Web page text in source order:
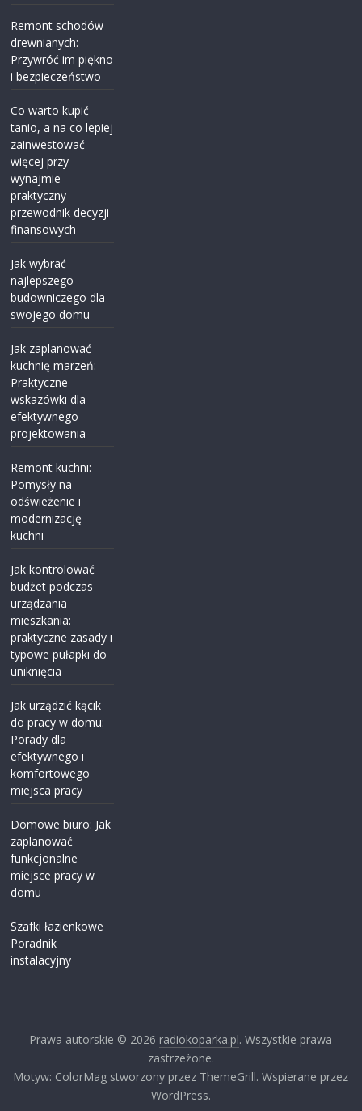
Remont schodów
drewnianych:
Przywróć im piękno
i bezpieczeństwo
Co warto kupić
tanio, a na co lepiej
zainwestować
więcej przy
wynajmie –
praktyczny
przewodnik decyzji
finansowych
Jak wybrać
najlepszego
budowniczego dla
swojego domu
Jak zaplanować
kuchnię marzeń:
Praktyczne
wskazówki dla
efektywnego
projektowania
Remont kuchni:
Pomysły na
odświeżenie i
modernizację
kuchni
Jak kontrolować
budżet podczas
urządzania
mieszkania:
praktyczne zasady i
typowe pułapki do
uniknięcia
Jak urządzić kącik
do pracy w domu:
Porady dla
efektywnego i
komfortowego
miejsca pracy
Domowe biuro: Jak
zaplanować
funkcjonalne
miejsce pracy w
domu
Szafki łazienkowe
Poradnik
instalacyjny
Prawa autorskie © 2026 radiokoparka.pl. Wszystkie prawa
zastrzeżone.
Motyw: ColorMag stworzony przez ThemeGrill. Wspierane przez
WordPress.